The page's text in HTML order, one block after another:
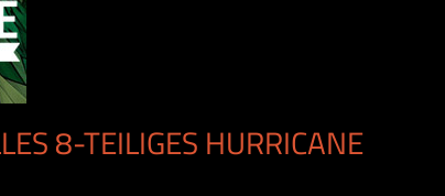
8-TEILIGES HURRICANE